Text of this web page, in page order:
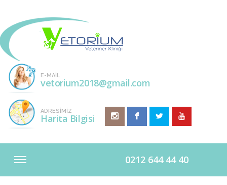
E-MAIL
vetorium2018@gmail.com
ADRESİMİZ
Harita Bilgisi
0212 644 44 40